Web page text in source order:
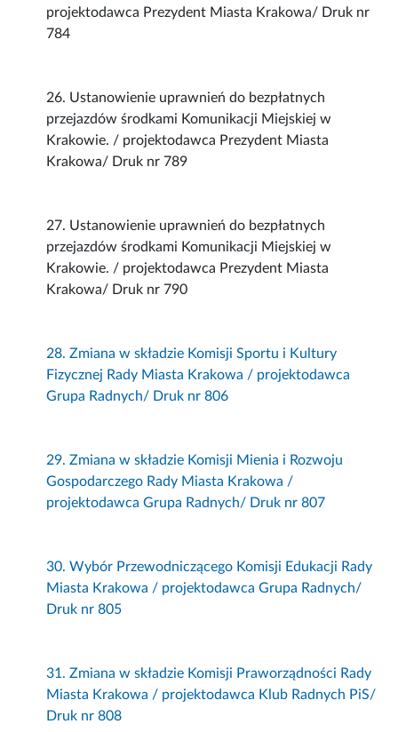
projektodawca Prezydent Miasta Krakowa/ Druk nr
784
26. Ustanowienie uprawnień do bezpłatnych
przejazdów środkami Komunikacji Miejskiej w
Krakowie. / projektodawca Prezydent Miasta
Krakowa/ Druk nr 789
27. Ustanowienie uprawnień do bezpłatnych
przejazdów środkami Komunikacji Miejskiej w
Krakowie. / projektodawca Prezydent Miasta
Krakowa/ Druk nr 790
28. Zmiana w składzie Komisji Sportu i Kultury
Fizycznej Rady Miasta Krakowa / projektodawca
Grupa Radnych/ Druk nr 806
29. Zmiana w składzie Komisji Mienia i Rozwoju
Gospodarczego Rady Miasta Krakowa /
projektodawca Grupa Radnych/ Druk nr 807
30. Wybór Przewodniczącego Komisji Edukacji Rady
Miasta Krakowa / projektodawca Grupa Radnych/
Druk nr 805
31. Zmiana w składzie Komisji Praworządności Rady
Miasta Krakowa / projektodawca Klub Radnych PiS/
Druk nr 808